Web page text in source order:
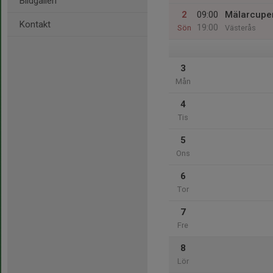
Kontakt
2
Sön
09:00
19:00
Västerås
3
Mån
4
Tis
5
Ons
6
Tor
7
Fre
8
Lör